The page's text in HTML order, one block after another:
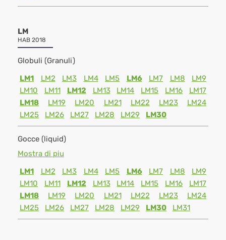
LM
HAB 2018
Globuli (Granuli)
LM1
LM2 LM3 LM4 LM5 LM6 LM7 LM8
LM9
LM10
LM11 LM12 LM13 LM14 LM15 LM16
LM17
LM18
LM19 LM20 LM21 LM22 LM23
LM24
LM25
LM26 LM27 LM28 LM29 LM30
Gocce (liquid)
Mostra di piu
LM1
LM2 LM3 LM4 LM5 LM6 LM7 LM8
LM9
LM10
LM11 LM12 LM13 LM14 LM15 LM16
LM17
LM18
LM19 LM20 LM21 LM22 LM23
LM24
LM25
LM26 LM27 LM28 LM29 LM30 LM31